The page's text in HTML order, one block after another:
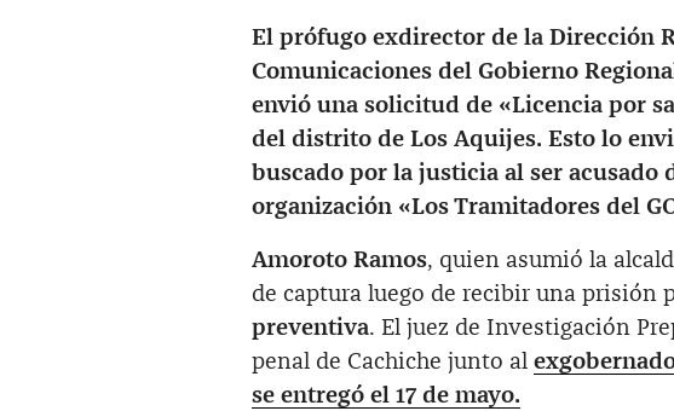
El prófugo exdirector de la Dirección
Comunicaciones del Gobierno
envió una solicitud de «Licencia por
del distrito de Los Aquijes. Esto lo
buscado por la justicia al ser acusado
organización «Los Tramitadores del
Amoroto Ramos, quien asumió la
de captura luego de recibir una prisión
preventiva. El juez de Investigación
penal de Cachiche junto al
se entregó el 17 de mayo.